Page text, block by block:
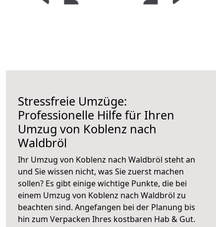
Stressfreie Umzüge:
Professionelle Hilfe für Ihren
Umzug von Koblenz nach
Waldbröl
Ihr Umzug von Koblenz nach Waldbröl steht an
und Sie wissen nicht, was Sie zuerst machen
sollen? Es gibt einige wichtige Punkte, die bei
einem Umzug von Koblenz nach Waldbröl zu
beachten sind. Angefangen bei der Planung bis
hin zum Verpacken Ihres kostbaren Hab & Gut.